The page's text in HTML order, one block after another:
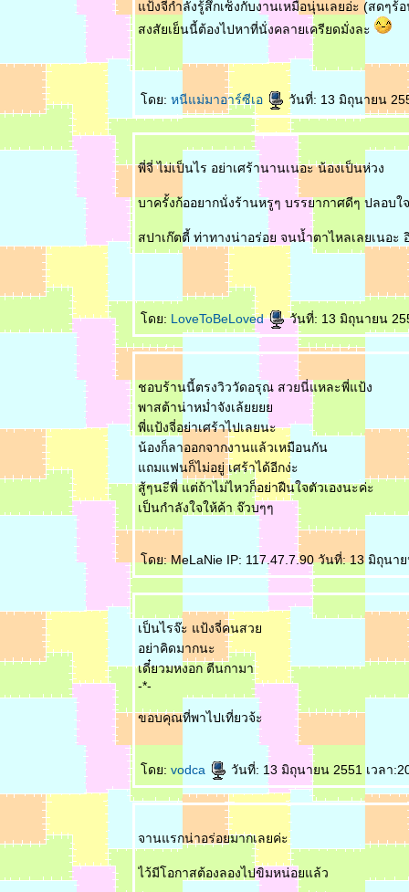
Center ** : :
: : ** ร้าน
ประมวลมงคล
ของคุณโอปอล์
เพื่อนสนิท ** :
:
: : ** กิน
ก๋วยเตี๋ยวที่ร้าน
ฝรั่ง @ The
Ninth Cafe ** :
: : ** ที่แคบแต่
จกว้างที่ร้าน
ฝุ่นตลบ,
จตุจักร** : :
: : ** ปิ้งย่างไร้
ควันที่ Yuu
Restaurant,
Japanese Bar
B.Q. @ La
Villa ** : :
: : ** ชวนไป
ซี๊ดดดด ที่ร้าน
ำแซ่บ ** : :
: : ** สปาเก็ตตี้
สไตล์ญี่ปุ่น ที่
ร้าน Pasta
House :
Volcano ** : :
Daidomon ดับ
หิวในวันรถโ ค
ต ร ติด ** : :
: : ** ชั่วโมง
เร่งด่วนก่อนดู
หนัง @ Tidbit
Treasure,
Siam Dis ** : :
: : ** หนึ่งมื้อ
อิ่มที่ Viet
Cuisine, MBK
** : :
ป้งจี่กำลังรู้สึกเซ็งกับงานเหมือนุ่นเลยอ่ะ (สดๆร้
สงสัยเย็นนี้ต้องไปหาที่นั่งคลายเครียดมั่งละ
ดย: หนีแม่มาอาร์ซีเอ วันที่: 13 มิถุนายน
พี่จี่ ไม่เป็นไร อย่าเศร้านานเนอะ น้องเป็นห่วง
บาครั้งก้ออยากนั่งร้านหรูๆ บรรยากาศดีๆ ปลอบใ
สปาเก๊ตตี้ ท่าทางน่าอร่อย จนน้ำตาไหลเลยเนอะ
ดย: LoveToBeLoved วันที่: 13 มิถุนายน
ชอบร้านนี้ตรงวิววัดอรุณ สวยนี่แหละพี่แป้ง
พาสต้าน่าหม่ำจังเล้
พี่แป้งจี่อย่าเศร้าไปเลยนะ
น้องก็ลาออกจากงานแล้วเหมือนกัน
ถมแฟนก็ไม่อยู่ เศร้าได้อีกง่ะ
สู้ๆนะีพี่ แต่ถ้าไม่ไหวก็อย่าฝืนใจตัวเองนะค่ะ
เป็นกำลังใจให้ค้า จ๊วบๆๆ
ดย: MeLaNie IP: 117.47.7.90 วันที่: 13 มิถุนา
เป็นไรจ๊ะ แป้งจี่คนสว
อย่าคิดมากนะ
เดี๋ยวมหงอก ตีนกามา
-*-
ขอบคุณที่พาไปเที่ยวจ้ะ
ดย: vodca วันที่: 13 มิถุนายน 2551 เวลา
จานแรกน่าอร่อยมากเลยค่ะ
ไว้มีโอกาสต้องลองไปขิมหน่อยแล้ว